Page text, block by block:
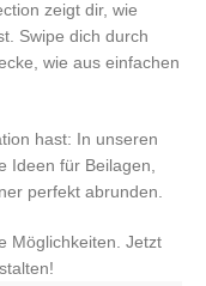
zeigt dir, wie
Swipe dich durch
wie aus einfachen
hast: In unseren
Ideen für Beilagen,
perfekt abrunden.
Möglichkeiten. Jetzt